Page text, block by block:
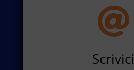

Scrivici